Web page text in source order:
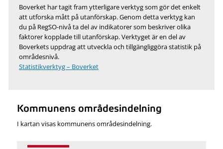
Boverket har tagit fram ytterligare verktyg som gör det enkelt
att utforska mått på utanförskap. Genom detta verktyg kan
du på RegSO-nivå ta del av indikatorer som beskriver olika
faktorer kopplade till utanförskap. Verktyget är en del av
Boverkets uppdrag att utveckla och tillgängliggöra statistik på
områdesnivå.
Statistikverktyg – Boverket
Kommunens områdesindelning
I kartan visas kommunens områdesindelning.